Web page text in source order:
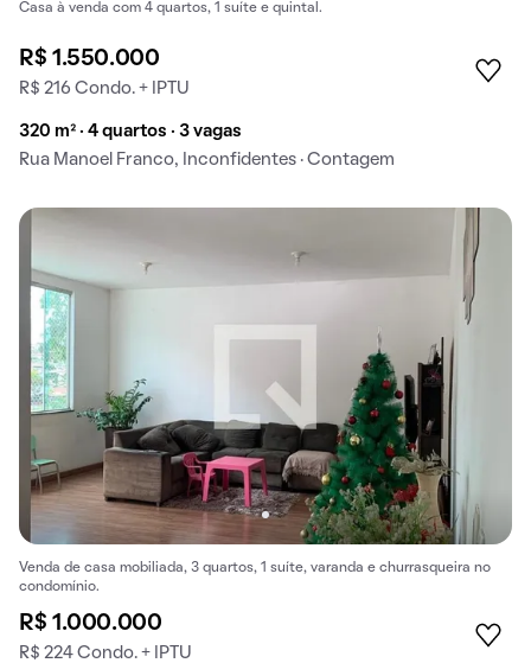
Casa à venda com 4 quartos, 1 suíte e quintal.
R$ 1.550.000
R$ 216 Condo. + IPTU
320 m² · 4 quartos · 3 vagas
Rua Manoel Franco, Inconfidentes · Contagem
Venda de casa mobiliada, 3 quartos, 1 suíte, varanda e churrasqueira no
condomínio.
R$ 1.000.000
R$ 224 Condo. + IPTU